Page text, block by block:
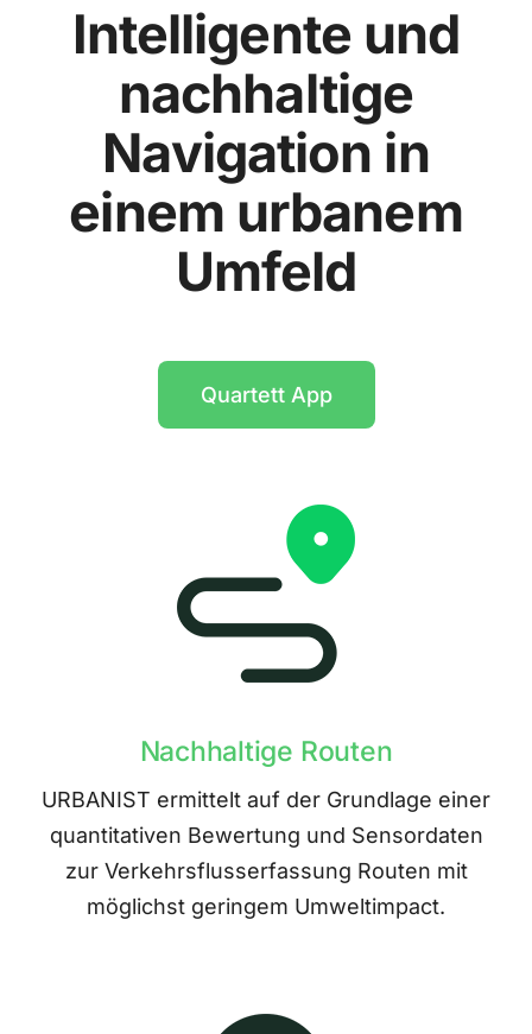
Intelligente und
nachhaltige
Navigation in
einem urbanem
Umfeld
Quartett App
Nachhaltige Routen
URBANIST ermittelt auf der Grundlage einer
quantitativen Bewertung und Sensordaten
zur Verkehrsflusserfassung Routen mit
möglichst geringem Umweltimpact.